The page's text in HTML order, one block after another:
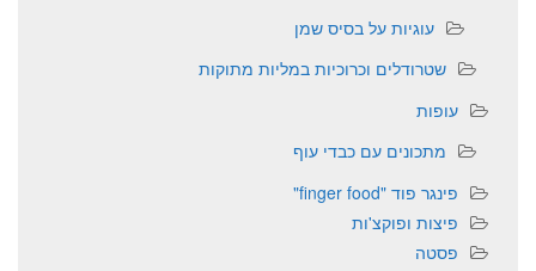
עוגיות על בסיס שמן
שטרודלים וכרוכיות במליות מתוקות
עופות
מתכונים עם כבדי עוף
פינגר פוד "finger food"
פיצות ופוקצ'ות
פסטה